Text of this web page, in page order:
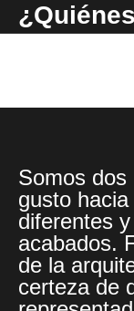
Somos dos
gusto
diferentes
acabados.
de la
certeza de